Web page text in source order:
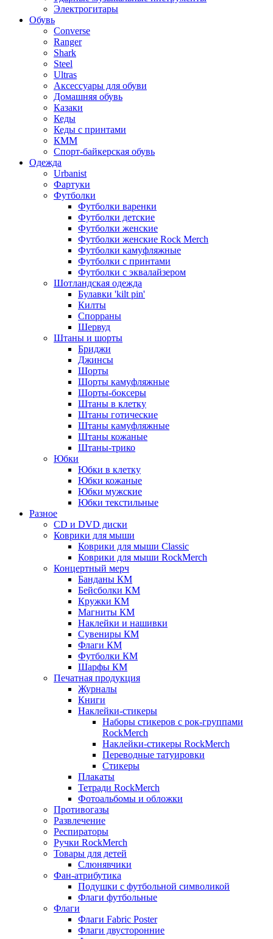
Электрогитары
Обувь
Converse
Ranger
Shark
Steel
Ultras
Аксессуары для обуви
Домашняя обувь
Казаки
Кеды
Кеды с принтами
КММ
Спорт-байкерская обувь
Одежда
Urbanist
Фартуки
Футболки
Футболки варенки
Футболки детские
Футболки женские
Футболки женские Rock Merch
Футболки камуфляжные
Футболки с принтами
Футболки с эквалайзером
Шотландская одежда
Булавки 'kilt pin'
Килты
Спорраны
Шервуд
Штаны и шорты
Бриджи
Джинсы
Шорты
Шорты камуфляжные
Шорты-боксеры
Штаны в клетку
Штаны готические
Штаны камуфляжные
Штаны кожаные
Штаны-трико
Юбки
Юбки в клетку
Юбки кожаные
Юбки мужские
Юбки текстильные
Разное
CD и DVD диски
Коврики для мыши
Коврики для мыши Classic
Коврики для мыши RockMerch
Концертный мерч
Банданы КМ
Бейсболки КМ
Кружки КМ
Магниты КМ
Наклейки и нашивки
Сувениры КМ
Флаги КМ
Футболки КМ
Шарфы КМ
Печатная продукция
Журналы
Книги
Наклейки-стикеры
Наборы стикеров с рок-группами
RockMerch
Наклейки-стикеры RockMerch
Переводные татуировки
Стикеры
Плакаты
Тетради RockMerch
Фотоальбомы и обложки
Противогазы
Развлечение
Респираторы
Ручки RockMerch
Товары для детей
Слюнявчики
Фан-атрибутика
Подушки с футбольной символикой
Флаги футбольные
Флаги
Флаги Fabric Poster
Флаги двусторонние